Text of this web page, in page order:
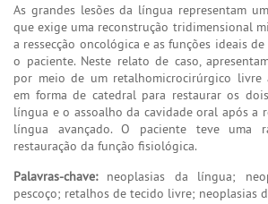
As grandes lesões da língua representam
que exige uma reconstrução tridimensional
a ressecção oncológica e as funções ideais
o paciente. Neste relato de caso,
por meio de um retalhomicrocirúrgico livre
em forma de catedral para restaurar os
língua e o assoalho da cavidade oral após a
língua avançado. O paciente teve uma
restauração da função fisiológica.
Palavras-chave:neoplasias da língua;
pescoço; retalhos de tecido livre; neoplasias